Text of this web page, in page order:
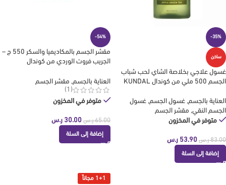
-35%
ساخن
غسول علاجي بخلاصة الشاي لحب شباب
الجسم 500 ملي من كوندال KUNDAL
العناية بالجسم, غسول الجسم, غسول
الجسم النقي, مقشر الجسم
متوفر في المخزون
83.00 ر.س 53.90 ر.س
إضافة إلى السلة
-54%
مقشر الجسم بالمكاديميا والسكر 550 ج –
الجريب فروت الوردي من كوندال
العناية بالجسم, مقشر الجسم
(1)
متوفر في المخزون
65.00 ر.س 30.00 ر.س
إضافة إلى السلة
1+1 مجاناً